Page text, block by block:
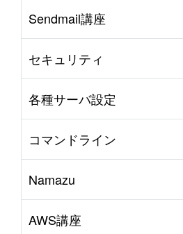
Sendmail講座
セキュリティ
各種サーバ設定
コマンドライン
Namazu
AWS講座